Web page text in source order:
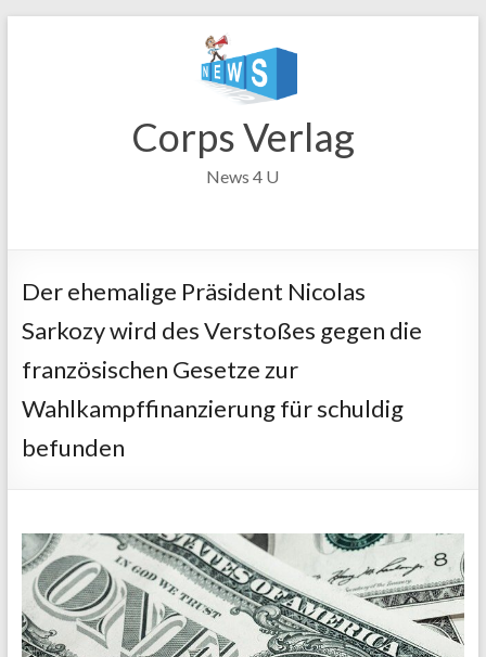
Corps Verlag
News 4 U
Der ehemalige Präsident Nicolas
Sarkozy wird des Verstoßes gegen die
französischen Gesetze zur
Wahlkampffinanzierung für schuldig
befunden